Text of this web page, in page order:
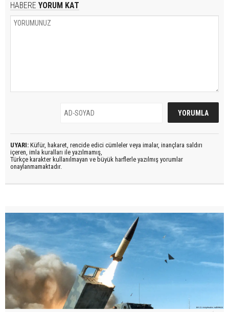
HABERE YORUM KAT
UYARI: Küfür, hakaret, rencide edici cümleler veya imalar, inançlara saldırı
içeren, imla kuralları ile yazılmamış,
Türkçe karakter kullanılmayan ve büyük harflerle yazılmış yorumlar
onaylanmamaktadır.